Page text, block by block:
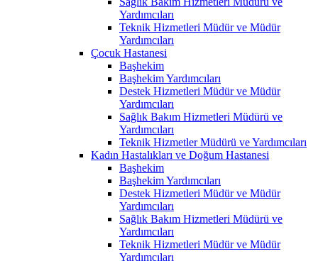
Yardımcıları
Teknik Hizmetleri Müdür ve Müdür
Yardımcıları
Çocuk Hastanesi
Başhekim
Başhekim Yardımcıları
Destek Hizmetleri Müdür ve Müdür
Yardımcıları
Sağlık Bakım Hizmetleri Müdürü ve
Yardımcıları
Teknik Hizmetler Müdürü ve Yardımcıları
Kadın Hastalıkları ve Doğum Hastanesi
Başhekim
Başhekim Yardımcıları
Destek Hizmetleri Müdür ve Müdür
Yardımcıları
Sağlık Bakım Hizmetleri Müdürü ve
Yardımcıları
Teknik Hizmetleri Müdür ve Müdür
Yardımcıları